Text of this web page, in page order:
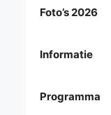
Foto’s 2026
Informatie
Programma